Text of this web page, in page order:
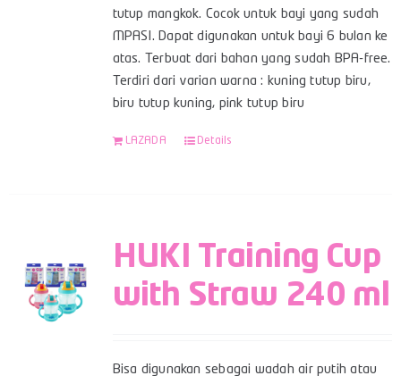
tutup mangkok. Cocok untuk bayi yang sudah
MPASI. Dapat digunakan untuk bayi 6 bulan ke
atas. Terbuat dari bahan yang sudah BPA-free.
Terdiri dari varian warna : kuning tutup biru,
biru tutup kuning, pink tutup biru
LAZADA Details
HUKI Training Cup
with Straw 240 ml
Bisa digunakan sebagai wadah air putih atau